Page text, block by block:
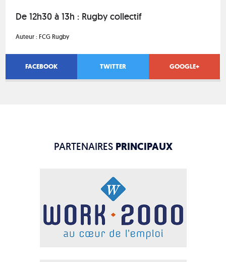
De 12h30 à 13h : Rugby collectif
Auteur :FCG Rugby
FACEBOOK TWITTER GOOGLE+
PARTENAIRES PRINCIPAUX